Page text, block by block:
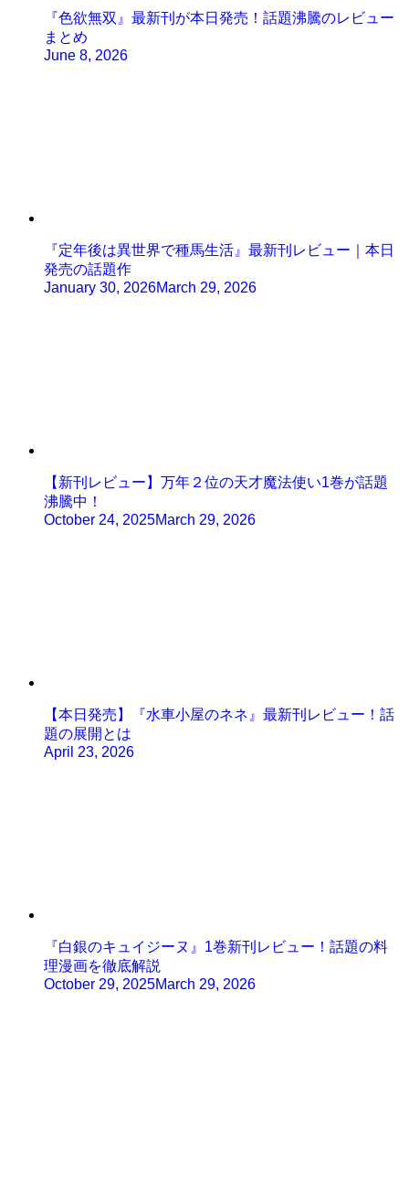
『色欲無双』最新刊が本日発売！話題沸騰のレビュー
まとめ
June 8, 2026
『定年後は異世界で種馬生活』最新刊レビュー｜本日
発売の話題作
January 30, 2026March 29, 2026
【新刊レビュー】万年２位の天才魔法使い1巻が話題
沸騰中！
October 24, 2025March 29, 2026
【本日発売】『水車小屋のネネ』最新刊レビュー！話
題の展開とは
April 23, 2026
『白銀のキュイジーヌ』1巻新刊レビュー！話題の料
理漫画を徹底解説
October 29, 2025March 29, 2026